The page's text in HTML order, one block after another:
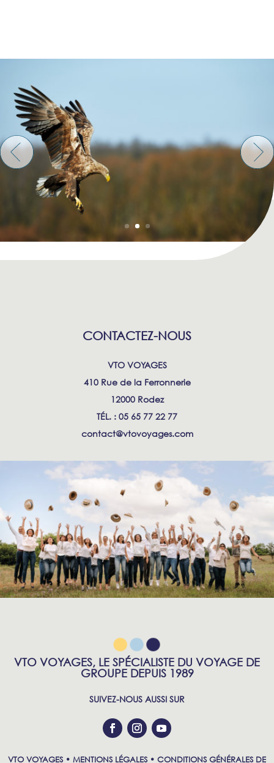
CONTACTEZ-NOUS
VTO VOYAGES
410 Rue de la Ferronnerie
12000 Rodez
TÉL. : 05 65 77 22 77
contact@vtovoyages.com
VTO VOYAGES, LE SPÉCIALISTE DU VOYAGE DE
GROUPE DEPUIS 1989
SUIVEZ-NOUS AUSSI SUR
VTO VOYAGES • MENTIONS LÉGALES• CONDITIONS GÉNÉRALES DE